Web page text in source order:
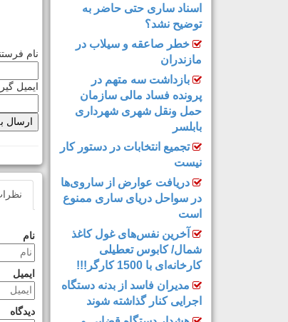
اسناد ساری حتی حاضر به
توضیح نشد؟
خطر صاعقه و سیلاب در
مازندران
بازداشت سه متهم در
پرونده فساد مالی سازمان
حمل‌ ونقل شهری شهرداری
بابلسر
تجمیع انتخابات در دستور کار
نیست
دریافت عوارض از ساروی‌ها
در سواحل دریای ساری ممنوع
است
آخرین نفس‌های غول کاغذ
شمال‌/ ‌کابوس تعطیلی
کارخانه‌ای با 1500 کارگر!!!
مدیران فاسد از بدنه دستگاه
اجرایی کنار گذاشته شوند
نام
ایمیل
نام
ایمیل
دیدگاه